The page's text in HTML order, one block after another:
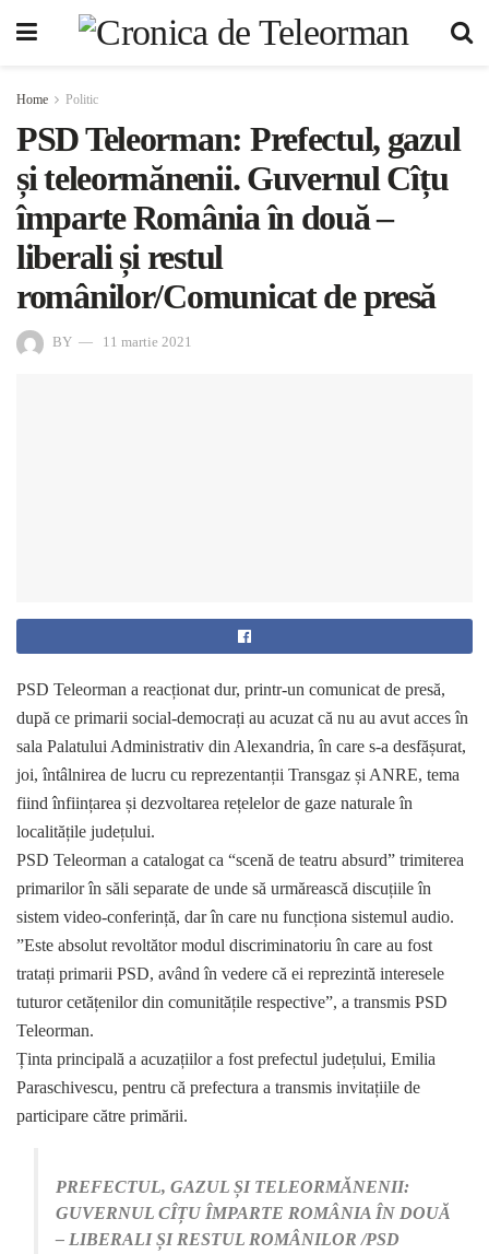
Home Politic
PSD Teleorman: Prefectul, gazul
și teleormănenii. Guvernul Cîțu
împarte România în două –
liberali și restul
românilor/Comunicat de presă
BY 11 martie 2021
PSD Teleorman a reacționat dur, printr-un comunicat de presă,
după ce primarii social-democrați au acuzat că nu au avut acces în
sala Palatului Administrativ din Alexandria, în care s-a desfășurat,
joi, întâlnirea de lucru cu reprezentanții Transgaz și ANRE, tema
fiind înființarea și dezvoltarea rețelelor de gaze naturale în
localitățile județului.
PSD Teleorman a catalogat ca “scenă de teatru absurd” trimiterea
primarilor în săli separate de unde să urmărească discuțiile în
sistem video-conferință, dar în care nu funcționa sistemul audio.
”Este absolut revoltător modul discriminatoriu în care au fost
tratați primarii PSD, având în vedere că ei reprezintă interesele
tuturor cetățenilor din comunitățile respective”, a transmis PSD
Teleorman.
Ținta principală a acuzațiilor a fost prefectul județului, Emilia
Paraschivescu, pentru că prefectura a transmis invitațiile de
participare către primării.
PREFECTUL, GAZUL ȘI TELEORMĂNENII:
GUVERNUL CÎȚU ÎMPARTE ROMÂNIA ÎN DOUĂ
– LIBERALI ȘI RESTUL ROMÂNILOR /PSD